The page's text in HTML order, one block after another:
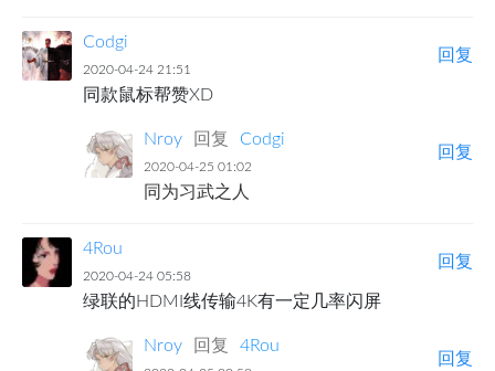
Codgi
2020-04-24 21:51
回复
同款鼠标帮赞XD
Nroy 回复 Codgi
2020-04-25 01:02
回复
同为习武之人
4Rou
2020-04-24 05:58
回复
绿联的HDMI线传输4K有一定几率闪屏
Nroy 回复 4Rou
回复